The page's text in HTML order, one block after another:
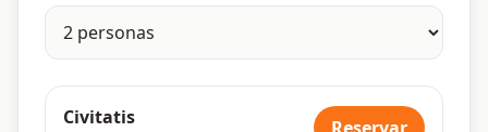
Civitatis